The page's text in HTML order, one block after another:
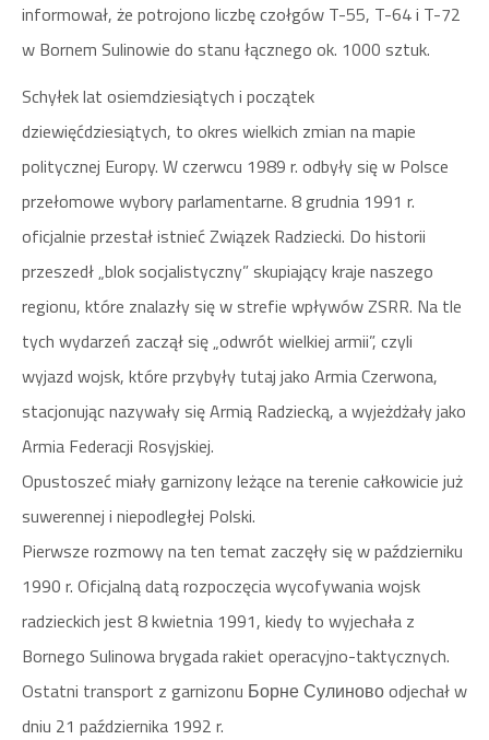
informował, że potrojono liczbę czołgów T-55, T-64 i T-72
w Bornem Sulinowie do stanu łącznego ok. 1000 sztuk.
Schyłek lat osiemdziesiątych i początek
dziewięćdziesiątych, to okres wielkich zmian na mapie
politycznej Europy. W czerwcu 1989 r. odbyły się w Polsce
przełomowe wybory parlamentarne. 8 grudnia 1991 r.
oficjalnie przestał istnieć Związek Radziecki. Do historii
przeszedł „blok socjalistyczny” skupiający kraje naszego
regionu, które znalazły się w strefie wpływów ZSRR. Na tle
tych wydarzeń zaczął się „odwrót wielkiej armii”, czyli
wyjazd wojsk, które przybyły tutaj jako Armia Czerwona,
stacjonując nazywały się Armią Radziecką, a wyjeżdżały jako
Armia Federacji Rosyjskiej.
Opustoszeć miały garnizony leżące na terenie całkowicie już
suwerennej i niepodległej Polski.
Pierwsze rozmowy na ten temat zaczęły się w październiku
1990 r. Oficjalną datą rozpoczęcia wycofywania wojsk
radzieckich jest 8 kwietnia 1991, kiedy to wyjechała z
Bornego Sulinowa brygada rakiet operacyjno-taktycznych.
Ostatni transport z garnizonu Борне Сулиново odjechał w
dniu 21 października 1992 r.